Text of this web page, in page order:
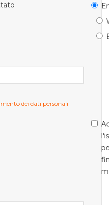
dei dati personali